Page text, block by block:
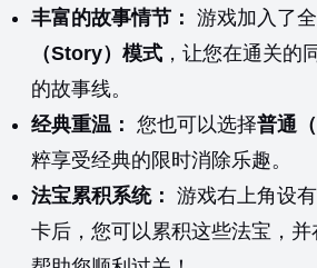
丰富的故事情节： 游戏加入了
（Story）模式 ，让您在通关的
的故事线。
经典重温： 您也可以选择普通
粹享受经典的限时消除乐趣。
法宝累积系统： 游戏右上角设有
卡后，您可以累积这些法宝，并